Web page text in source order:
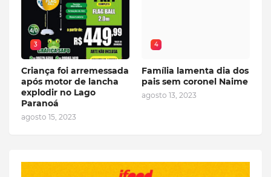
3
Criança foi arremessada
após motor de lancha
explodir no Lago
Paranoá
agosto 15, 2023
4
Família lamenta dia dos
pais sem coronel Naime
agosto 13, 2023